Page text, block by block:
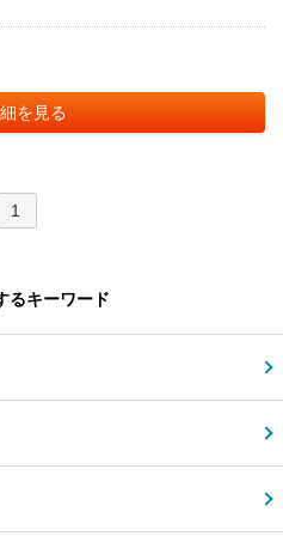
を見る
1
るキーワード